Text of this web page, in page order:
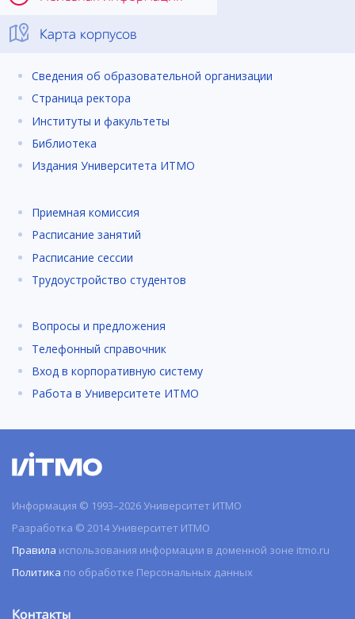
Карта корпусов
Сведения об образовательной организации
Страница ректора
Институты и факультеты
Библиотека
Издания Университета ИТМО
Приемная комиссия
Расписание занятий
Расписание сессии
Трудоустройство студентов
Вопросы и предложения
Телефонный справочник
Вход в корпоративную систему
Работа в Университете ИТМО
Информация © 1993–2026 Университет ИТМО
Разработка © 2014 Университет ИТМО
Правила использования информации в доменной зоне itmo.ru
Политика по обработке Персональных данных
Контакты